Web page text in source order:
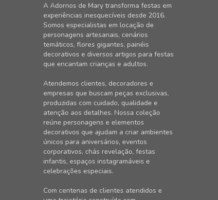
A Adornos de Mary transforma festas em
experiências inesquecíveis desde 2016.
Somos especialistas em locação de
personagens artesanais, cenários
temáticos, flores gigantes, painéis
decorativos e diversos artigos para festas
que encantam crianças e adultos.
Atendemos clientes, decoradores e
empresas que buscam peças exclusivas,
produzidas com cuidado, qualidade e
atenção aos detalhes. Nossa coleção
reúne personagens e elementos
decorativos que ajudam a criar ambientes
únicos para aniversários, eventos
corporativos, chás revelação, festas
infantis, espaços instagramáveis e
celebrações especiais.
Com centenas de clientes atendidos e